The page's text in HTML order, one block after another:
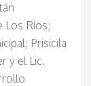
Los Ríos;
Prisicila
y el Lic.